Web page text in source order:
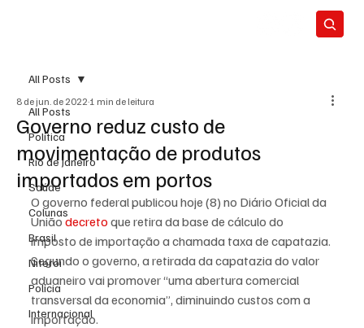
All Posts
Política
Rio de Janeiro
Saúde
Colunas
Brasil
Niterói
Polícia
Internacional
All Posts
Governo reduz custo de
movimentação de produtos
importados em portos
8 de jun. de 2022 1 min de leitura
O governo federal publicou hoje (8) no Diário Oficial da
União decreto que retira da base de cálculo do
imposto de importação a chamada taxa de capatazia.
Segundo o governo, a retirada da capatazia do valor
aduaneiro vai promover “uma abertura comercial
transversal da economia”, diminuindo custos com a
importação.